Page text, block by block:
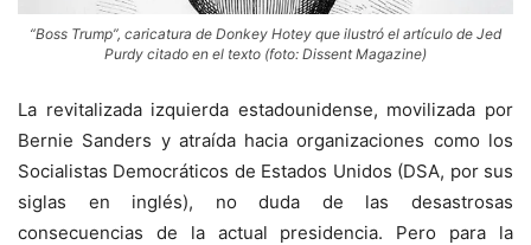
“Boss Trump”, caricatura de Donkey Hotey que ilustró el artículo de Jed
Purdy citado en el texto (foto: Dissent Magazine)
La revitalizada izquierda estadounidense, movilizada por
Bernie Sanders y atraída hacia organizaciones como los
Socialistas Democráticos de Estados Unidos (DSA, por sus
siglas en inglés), no duda de las desastrosas
consecuencias de la actual presidencia. Pero para la